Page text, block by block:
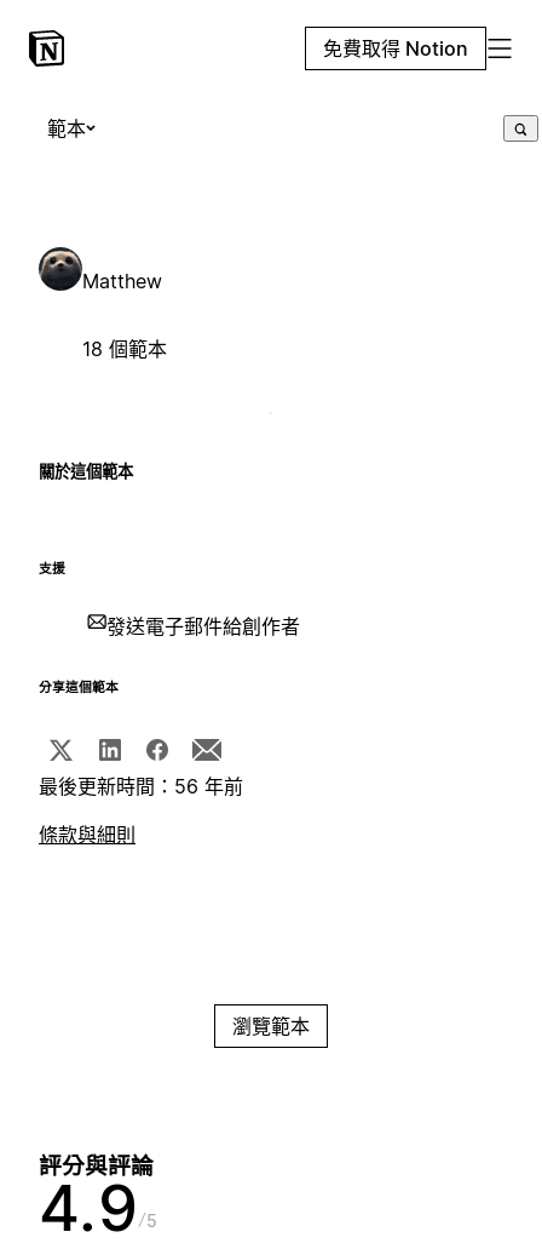
免費取得 Notion
範本
Matthew
18 個範本
關於這個範本
支援
發送電子郵件給創作者
分享這個範本
最後更新時間：56 年前
條款與細則
瀏覽範本
評分與評論
4.9 5